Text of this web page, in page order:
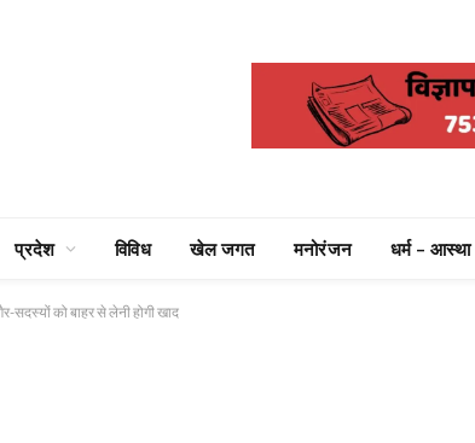
प्रदेश विविध खेल जगत मनोरंजन धर्म – आस्था
सदस्यों को बाहर से लेनी होगी खाद